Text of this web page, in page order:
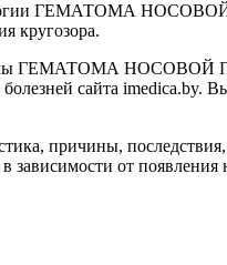
ГЕМАТОМА
кругозора.
ГЕМАТОМА НОСОВОЙ
сайта imedica.by. Вы
причины,
от